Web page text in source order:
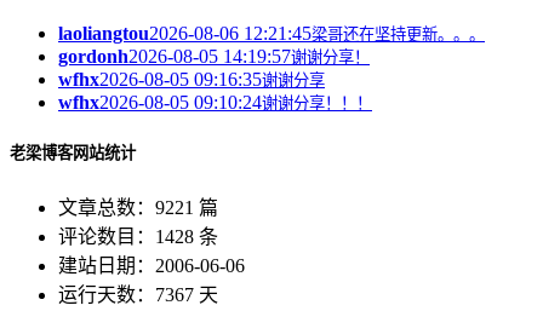
laoliangtou2026-08-06 12:21:45梁哥还在坚持更新。。。
gordonh2026-08-05 14:19:57谢谢分享！
wfhx2026-08-05 09:16:35谢谢分享
wfhx2026-08-05 09:10:24谢谢分享！！！
老梁博客网站统计
文章总数：9221 篇
评论数目：1428 条
建站日期：2006-06-06
运行天数：7367 天